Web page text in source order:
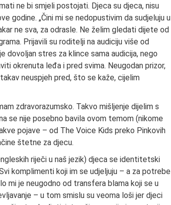
ne bi smjeli postojati. Djeca su djeca, nisu
godine. „Čini mi se nedopustivim da sudjeluju u
ne sva, za odrasle. Ne želim gledati dijete od
Prijavili su roditelji na audiciju više od
dovoljan stres za klince sama audicija, nego
okrenuta leđa i pred svima. Neugodan prizor,
neuspjeh pred, što se kaže, cijelim
zdravorazumsko. Takvo mišljenje dijelim s
se nije posebno bavila ovom temom (nikome
pojave – od The Voice Kids preko Pinkovih
štetne za djecu.
riječi u naš jezik) djeca se identitetski
komplimenti koji im se udjeljuju – a za potrebe
mi je neugodno od transfera blama koji se u
– u tom smislu su veoma loši jer djeci